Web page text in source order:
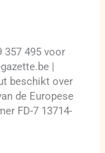
357 495 voor
|
beschikt over
de Europese
FD-7 13714-